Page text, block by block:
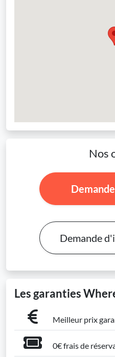
Nos
Demande
Les garanties
Meilleur prix
0€ frais de